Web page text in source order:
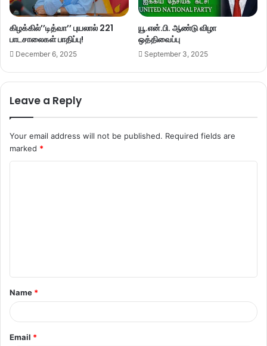
கிழக்கில்’’டித்வா’’ புயலால் 221
பாடசாலைகள் பாதிப்பு!
December 6, 2025
யூ.என்.பி. ஆண்டு விழா
ஒத்திவைப்பு
September 3, 2025
Leave a Reply
Your email address will not be published. Required fields are
marked *
t
*
Name *
Email *